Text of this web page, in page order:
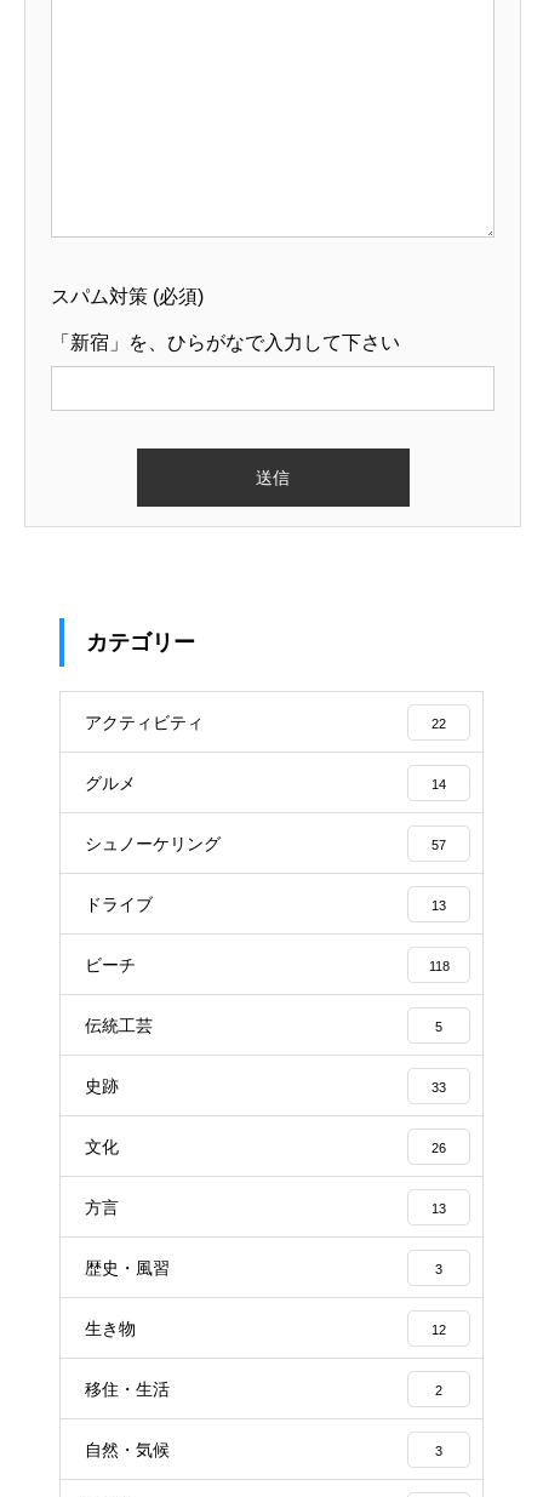
スパム対策 (必須)
「新宿」を、ひらがなで入力して下さい
カテゴリー
アクティビティ 22
グルメ 14
シュノーケリング 57
ドライブ 13
ビーチ 118
伝統工芸 5
史跡 33
文化 26
方言 13
歴史・風習 3
生き物 12
移住・生活 2
自然・気候 3